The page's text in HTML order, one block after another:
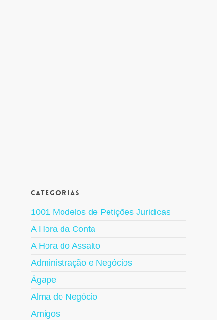
Categorias
1001 Modelos de Petições Juridicas
A Hora da Conta
A Hora do Assalto
Administração e Negócios
Ágape
Alma do Negócio
Amigos